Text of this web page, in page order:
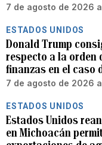
7 de agosto de 2026 a
ESTADOS UNIDOS
Donald Trump
respecto a la orden
finanzas en el caso
7 de agosto de 2026
ESTADOS UNIDOS
Estados Unidos
en Michoacán